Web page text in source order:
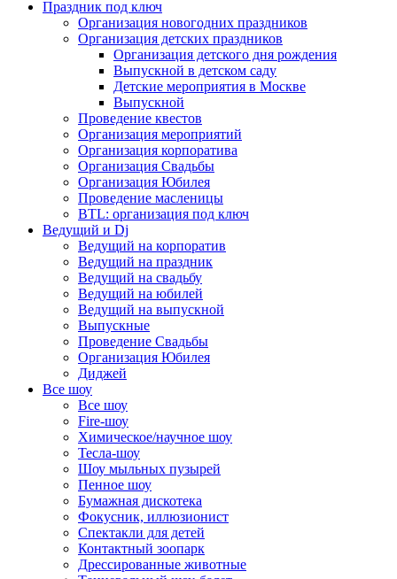
Праздник под ключ
Организация новогодних праздников
Организация детских праздников
Организация детского дня рождения
Выпускной в детском саду
Детские мероприятия в Москве
Выпускной
Проведение квестов
Организация мероприятий
Организация корпоратива
Организация Свадьбы
Организация Юбилея
Проведение масленицы
BTL: организация под ключ
Ведущий и Dj
Ведущий на корпоратив
Ведущий на праздник
Ведущий на свадьбу
Ведущий на юбилей
Ведущий на выпускной
Выпускные
Проведение Свадьбы
Организация Юбилея
Диджей
Все шоу
Все шоу
Fire-шоу
Химическое/научное шоу
Тесла-шоу
Шоу мыльных пузырей
Пенное шоу
Бумажная дискотека
Фокусник, иллюзионист
Спектакли для детей
Контактный зоопарк
Дрессированные животные